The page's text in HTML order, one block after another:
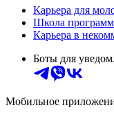
Карьера для
Школа
Карьера в
Боты для
Мобильное